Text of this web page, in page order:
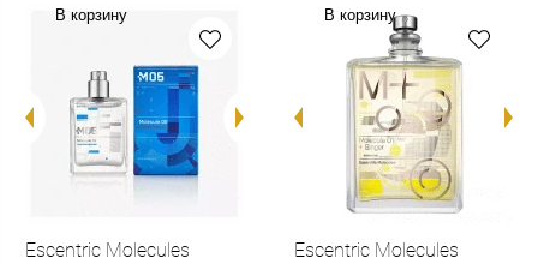
В корзину В корзину
Escentric Molecules
Escentric Molecules